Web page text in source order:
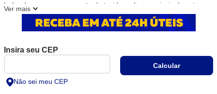
Indicada para o uso no corte de tecido, apliques principalmente por
causa dos pequenos detalhes e em papel, especialmente em
como Decoupage e ScrapDecor.
Ver mais
Não sei meu CEP